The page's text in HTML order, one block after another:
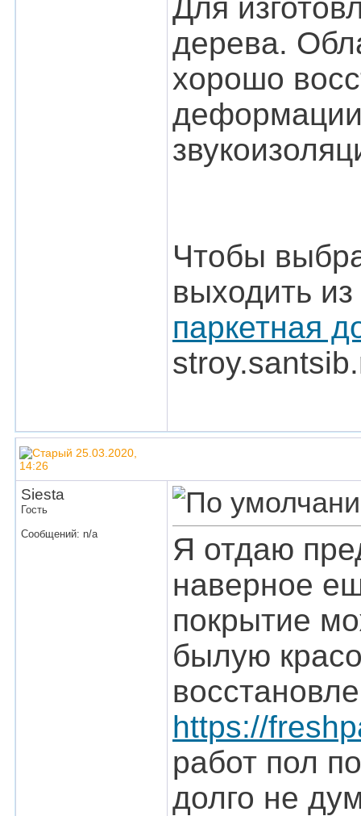
Для
дерева.
хорошо
Чтобы
выходить
паркетная
25.03.2020,
14:26
Siesta
Гость
Сообщений: n/a
Я отдаю
наверное
покрытие
былую
https://
работ пол
долго не